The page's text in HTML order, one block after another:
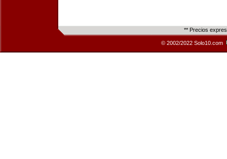
** Precios
© 2002/2022 Solo10.com